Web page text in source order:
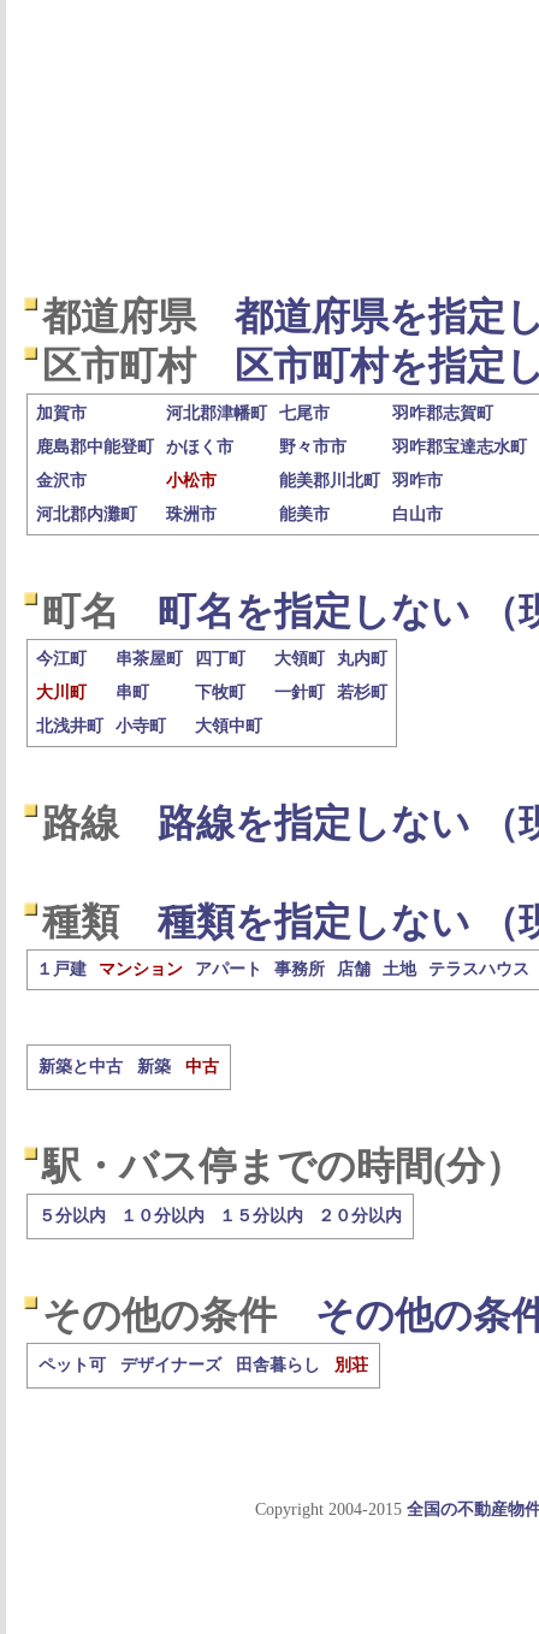
都道府県
都道府県を指定
区市町村
区市町村を指定
加賀市 河北郡津幡町 七尾市
羽咋郡志賀町
鹿島郡中能登町
かほく市 野々市市
羽咋郡宝達志水町
金沢市
小松市 能美郡川北町
羽咋市
河北郡内灘町
珠洲市 能美市 白山市
町名 町名を指定しない （
今江町 串茶屋町 四丁町 大領町
丸内町
大川町
串町 下牧町 一針町
若杉町
北浅井町
小寺町 大領中町
路線 路線を指定しない （
種類 種類を指定しない （
１戸建 マンション アパート 事務所 店舗 土地 テラスハウス
新築と中古 新築 中古
駅・バス停までの時間(分）
５分以内 １０分以内 １５分以内 ２０分以内
その他の条件 その他の条
ペット可 デザイナーズ 田舎暮らし 別荘
Copyright 2004-2015 全国の不動産物